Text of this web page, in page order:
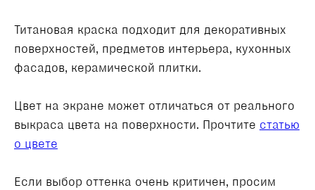
Титановая краска подходит для декоративных
поверхностей, предметов интерьера, кухонных
фасадов, керамической плитки.
Цвет на экране может отличаться от реального
выкраса цвета на поверхности. Прочтите статью
о цвете
Если выбор оттенка очень критичен, просим